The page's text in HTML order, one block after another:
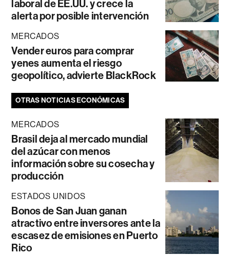
laboral de EE.UU. y crece la
alerta por posible intervención
MERCADOS
Vender euros para comprar
yenes aumenta el riesgo
geopolítico, advierte BlackRock
OTRAS NOTICIAS ECONÓMICAS
MERCADOS
Brasil deja al mercado mundial
del azúcar con menos
información sobre su cosecha y
producción
ESTADOS UNIDOS
Bonos de San Juan ganan
atractivo entre inversores ante la
escasez de emisiones en Puerto
Rico